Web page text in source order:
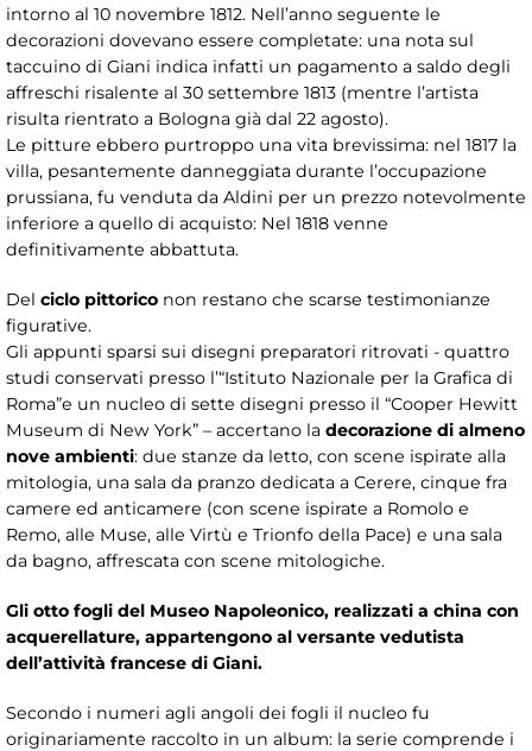
intorno al 10 novembre 1812. Nell’anno seguente le
decorazioni dovevano essere completate: una nota sul
taccuino di Giani indica infatti un pagamento a saldo degli
affreschi risalente al 30 settembre 1813 (mentre l’artista
risulta rientrato a Bologna già dal 22 agosto).
Le pitture ebbero purtroppo una vita brevissima: nel 1817 la
villa, pesantemente danneggiata durante l’occupazione
prussiana, fu venduta da Aldini per un prezzo notevolmente
inferiore a quello di acquisto: Nel 1818 venne
definitivamente abbattuta.
Del ciclo pittorico non restano che scarse testimonianze
figurative.
Gli appunti sparsi sui disegni preparatori ritrovati - quattro
studi conservati presso l’“Istituto Nazionale per la Grafica di
Roma”e un nucleo di sette disegni presso il “Cooper Hewitt
Museum di New York” – accertano la decorazione di almeno
nove ambienti: due stanze da letto, con scene ispirate alla
mitologia, una sala da pranzo dedicata a Cerere, cinque fra
camere ed anticamere (con scene ispirate a Romolo e
Remo, alle Muse, alle Virtù e Trionfo della Pace) e una sala
da bagno, affrescata con scene mitologiche.
Gli otto fogli del Museo Napoleonico, realizzati a china con
acquerellature, appartengono al versante vedutista
dell’attività francese di Giani.
Secondo i numeri agli angoli dei fogli il nucleo fu
originariamente raccolto in un album: la serie comprende i